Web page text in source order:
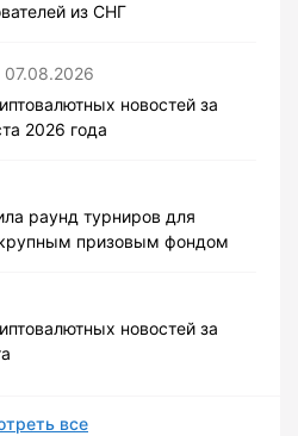
из СНГ
07.08.2026
новостей за
2026 года
раунд турниров для
призовым фондом
новостей за
все